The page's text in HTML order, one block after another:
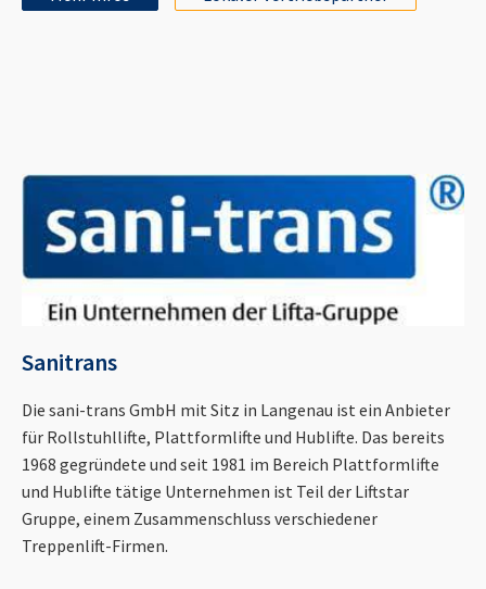
Sanitrans
Die sani-trans GmbH mit Sitz in Langenau ist ein Anbieter
für Rollstuhllifte, Plattformlifte und Hublifte. Das bereits
1968 gegründete und seit 1981 im Bereich Plattformlifte
und Hublifte tätige Unternehmen ist Teil der Liftstar
Gruppe, einem Zusammenschluss verschiedener
Treppenlift-Firmen.